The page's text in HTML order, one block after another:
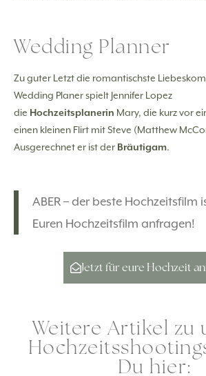
Wedding Planner
Zu guter Letzt die romantischste
Wedding Planer spielt Jennifer Lopez
die Hochzeitsplanerin Mary, die kurz vor
einen kleinen Flirt mit Steve (Matthew
Ausgerechnet er ist der Bräutigam.
ABER – der beste Hochzeitsfilm
Euren Hochzeitsfilm anfragen!
Jetzt für eure Hochzeit
Weitere Artikel zu
Du hier: